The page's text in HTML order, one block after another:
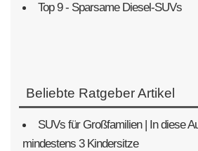
Top 9 - Sparsame Diesel-SUVs
Beliebte Ratgeber Artikel
SUVs für Großfamilien | In diese
mindestens 3 Kindersitze